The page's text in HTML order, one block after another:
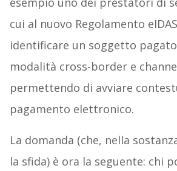
cui al nuovo Regolamento
identificare un soggetto
modalità cross-border e
permettendo di avviare
pagamento elettronico.
La domanda (che, nella
la sfida) è ora la seguente: chi